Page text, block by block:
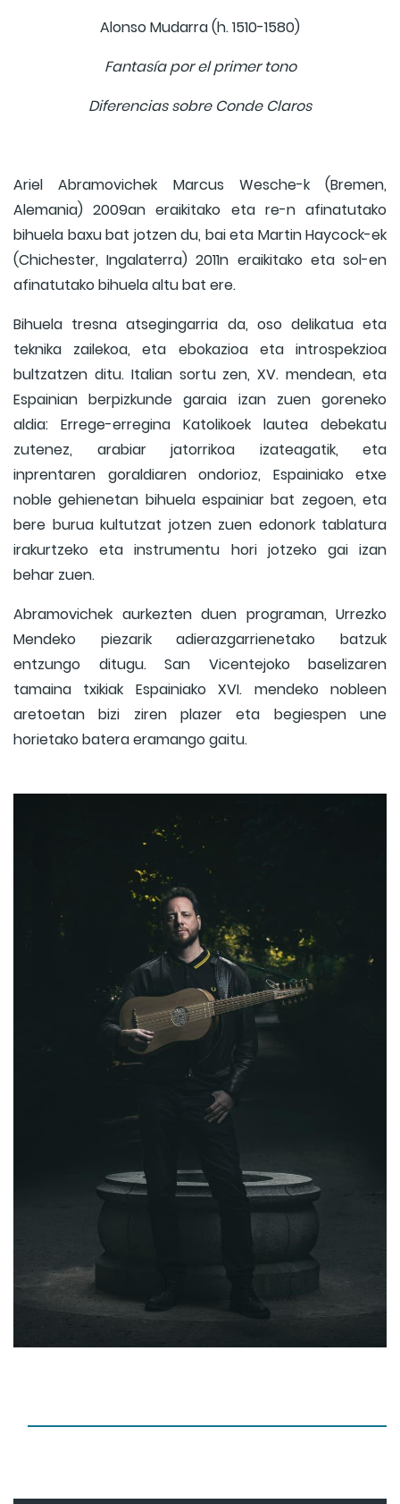
Alonso Mudarra (h. 1510-1580)
Fantasía por el primer tono
Diferencias sobre Conde Claros
Ariel Abramovichek Marcus Wesche-k (Bremen,
Alemania) 2009an eraikitako eta re-n afinatutako
bihuela baxu bat jotzen du, bai eta Martin Haycock-ek
(Chichester, Ingalaterra) 2011n eraikitako eta sol-en
afinatutako bihuela altu bat ere.
Bihuela tresna atsegingarria da, oso delikatua eta
teknika zailekoa, eta ebokazioa eta introspekzioa
bultzatzen ditu. Italian sortu zen, XV. mendean, eta
Espainian berpizkunde garaia izan zuen goreneko
aldia: Errege-erregina Katolikoek lautea debekatu
zutenez, arabiar jatorrikoa izateagatik, eta
inprentaren goraldiaren ondorioz, Espainiako etxe
noble gehienetan bihuela espainiar bat zegoen, eta
bere burua kultutzat jotzen zuen edonork tablatura
irakurtzeko eta instrumentu hori jotzeko gai izan
behar zuen.
Abramovichek aurkezten duen programan, Urrezko
Mendeko piezarik adierazgarrienetako batzuk
entzungo ditugu. San Vicentejoko baselizaren
tamaina txikiak Espainiako XVI. mendeko nobleen
aretoetan bizi ziren plazer eta begiespen une
horietako batera eramango gaitu.